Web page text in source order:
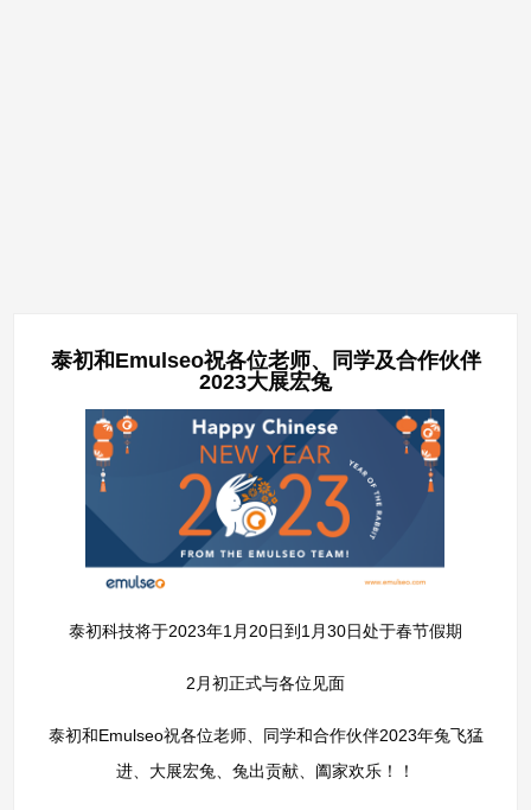
泰初和Emulseo祝各位老师、同学及合作伙伴
2023大展宏兔
泰初科技将于2023年1月20日到1月30日处于春节假期
2月初正式与各位见面
泰初和Emulseo祝各位老师、同学和合作伙伴2023年兔飞猛
进、大展宏兔、兔出贡献、阖家欢乐！！